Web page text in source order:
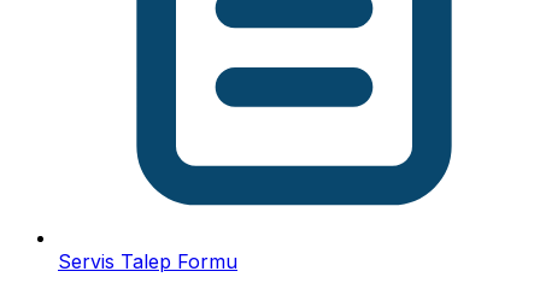
Servis Talep Formu